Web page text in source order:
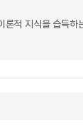
론적 지식을 습득